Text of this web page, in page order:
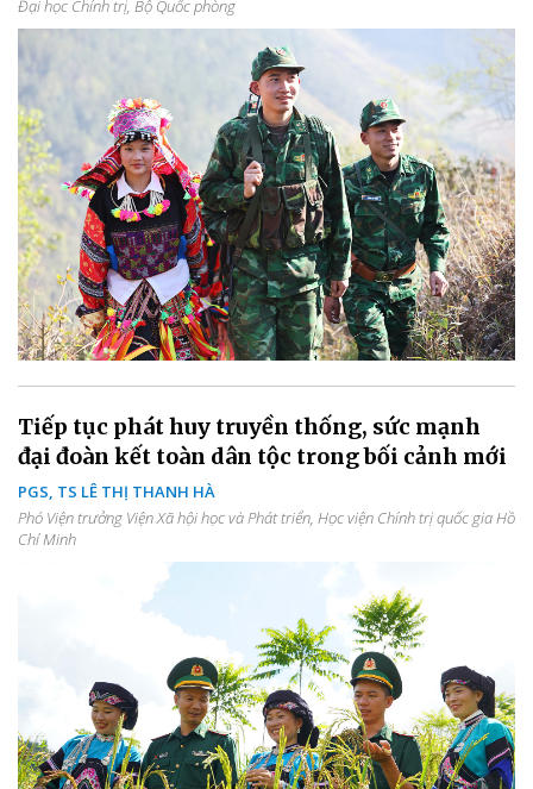
Đại học Chính trị, Bộ Quốc phòng
Tiếp tục phát huy truyền thống, sức mạnh
đại đoàn kết toàn dân tộc trong bối cảnh mới
PGS, TS LÊ THỊ THANH HÀ
Phó Viện trưởng Viện Xã hội học và Phát triển, Học viện Chính trị quốc gia Hồ
Chí Minh